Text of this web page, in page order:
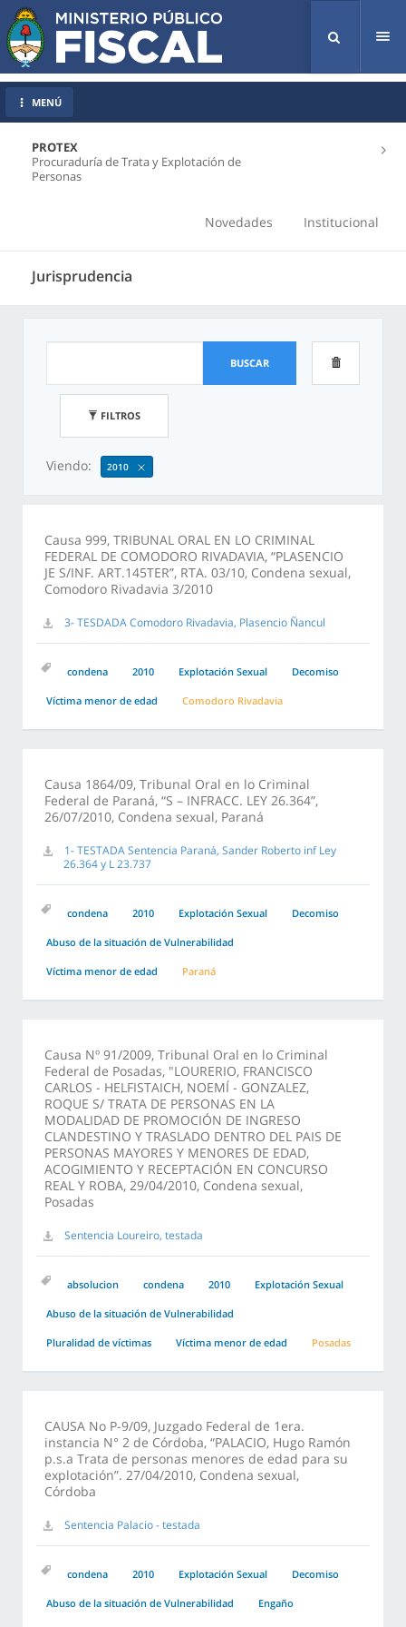
PROTEX
Procuraduría de Trata y Explotación de
Personas
Novedades Institucional
Jurisprudencia
MENÚ
BUSCAR
FILTROS
Viendo: 2010
Causa 999, TRIBUNAL ORAL EN LO CRIMINAL
FEDERAL DE COMODORO RIVADAVIA, “PLASENCIO
JE S/INF. ART.145TER”, RTA. 03/10, Condena sexual,
Comodoro Rivadavia 3/2010
3- TESDADA Comodoro Rivadavia, Plasencio Ñancul
condena 2010 Explotación Sexual Decomiso
Víctima menor de edad Comodoro Rivadavia
Causa 1864/09, Tribunal Oral en lo Criminal
Federal de Paraná, “S – INFRACC. LEY 26.364”,
26/07/2010, Condena sexual, Paraná
1- TESTADA Sentencia Paraná, Sander Roberto inf Ley
26.364 y L 23.737
condena 2010 Explotación Sexual Decomiso
Abuso de la situación de Vulnerabilidad
Víctima menor de edad Paraná
Causa Nº 91/2009, Tribunal Oral en lo Criminal
Federal de Posadas, "LOURERIO, FRANCISCO
CARLOS - HELFISTAICH, NOEMÍ - GONZALEZ,
ROQUE S/ TRATA DE PERSONAS EN LA
MODALIDAD DE PROMOCIÓN DE INGRESO
CLANDESTINO Y TRASLADO DENTRO DEL PAIS DE
PERSONAS MAYORES Y MENORES DE EDAD,
ACOGIMIENTO Y RECEPTACIÓN EN CONCURSO
REAL Y ROBA, 29/04/2010, Condena sexual,
Posadas
Sentencia Loureiro, testada
absolucion condena 2010 Explotación Sexual
Abuso de la situación de Vulnerabilidad
Pluralidad de víctimas Víctima menor de edad Posadas
CAUSA No P-9/09, Juzgado Federal de 1era.
instancia N° 2 de Córdoba, “PALACIO, Hugo Ramón
p.s.a Trata de personas menores de edad para su
explotación”. 27/04/2010, Condena sexual,
Córdoba
Sentencia Palacio - testada
condena 2010 Explotación Sexual Decomiso
Abuso de la situación de Vulnerabilidad Engaño